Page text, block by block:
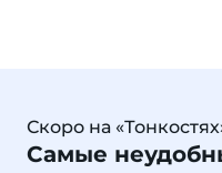
Скоро на
Самые